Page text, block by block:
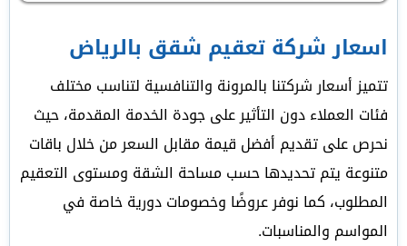
اسعار شركة تعقيم شقق بالرياض
تتميز أسعار شركتنا بالمرونة والتنافسية لتناسب مختلف
فئات العملاء دون التأثير على جودة الخدمة المقدمة، حيث
نحرص على تقديم أفضل قيمة مقابل السعر من خلال باقات
متنوعة يتم تحديدها حسب مساحة الشقة ومستوى التعقيم
المطلوب، كما نوفر عروضًا وخصومات دورية خاصة في
المواسم والمناسبات.